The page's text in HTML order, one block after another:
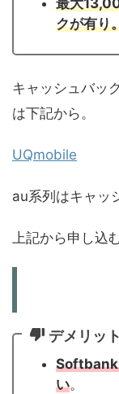
クが有り
キャッシュバッ
は下記から。
UQmobile
au系列はキャッ
上記から申し込
デメリット
Softbank
い。